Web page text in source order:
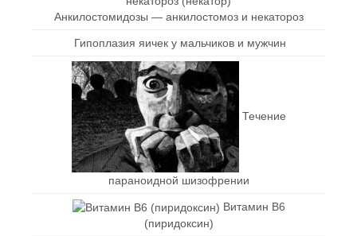
Анкилостомидозы — анкилостомоз и некатороз
Гипоплазия яичек у мальчиков и мужчин
Течение
параноидной шизофрении
Витамин В6
(пиридоксин)